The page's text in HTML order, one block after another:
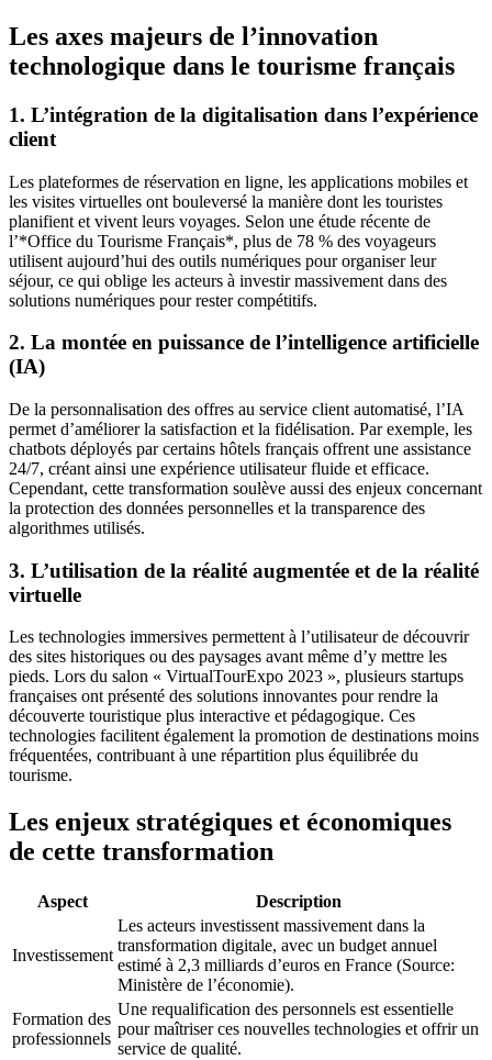
Les axes majeurs de l’innovation
technologique dans le tourisme français
1. L’intégration de la digitalisation dans l’expérience
client
Les plateformes de réservation en ligne, les applications mobiles et
les visites virtuelles ont bouleversé la manière dont les touristes
planifient et vivent leurs voyages. Selon une étude récente de
l’*Office du Tourisme Français*, plus de 78 % des voyageurs
utilisent aujourd’hui des outils numériques pour organiser leur
séjour, ce qui oblige les acteurs à investir massivement dans des
solutions numériques pour rester compétitifs.
2. La montée en puissance de l’intelligence artificielle
(IA)
De la personnalisation des offres au service client automatisé, l’IA
permet d’améliorer la satisfaction et la fidélisation. Par exemple, les
chatbots déployés par certains hôtels français offrent une assistance
24/7, créant ainsi une expérience utilisateur fluide et efficace.
Cependant, cette transformation soulève aussi des enjeux concernant
la protection des données personnelles et la transparence des
algorithmes utilisés.
3. L’utilisation de la réalité augmentée et de la réalité
virtuelle
Les technologies immersives permettent à l’utilisateur de découvrir
des sites historiques ou des paysages avant même d’y mettre les
pieds. Lors du salon « VirtualTourExpo 2023 », plusieurs startups
françaises ont présenté des solutions innovantes pour rendre la
découverte touristique plus interactive et pédagogique. Ces
technologies facilitent également la promotion de destinations moins
fréquentées, contribuant à une répartition plus équilibrée du
tourisme.
Les enjeux stratégiques et économiques
de cette transformation
Aspect Description
Investissement
Les acteurs investissent massivement dans la
transformation digitale, avec un budget annuel
estimé à 2,3 milliards d’euros en France (Source:
Ministère de l’économie).
Formation des
professionnels
Une requalification des personnels est essentielle
pour maîtriser ces nouvelles technologies et offrir un
service de qualité.